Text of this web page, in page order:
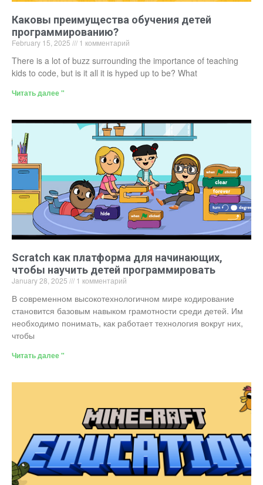
Каковы преимущества обучения детей
программированию?
February 15, 2025 1 комментарий
There is a lot of buzz surrounding the importance of teaching
kids to code, but is it all it is hyped up to be? What
Читать далее "
Scratch как платформа для начинающих,
чтобы научить детей программировать
January 28, 2025 1 комментарий
В современном высокотехнологичном мире кодирование
становится базовым навыком грамотности среди детей. Им
необходимо понимать, как работает технология вокруг них,
чтобы
Читать далее "